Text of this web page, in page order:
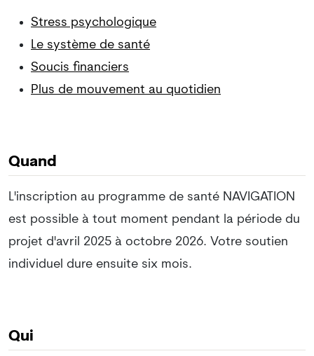
Stress psychologique
Le système de santé
Soucis financiers
Plus de mouvement au quotidien
Quand
L'inscription au programme de santé NAVIGATION
est possible à tout moment pendant la période du
projet d'avril 2025 à octobre 2026. Votre soutien
individuel dure ensuite six mois.
Qui